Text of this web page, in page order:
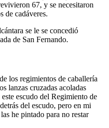
67, y se necesitaron
de cadáveres.
se le se concedió
de San Fernando.
los regimientos de caballería
lanzas cruzadas acoladas
escudo del Regimiento de
del escudo, pero en mi
he pintado para no restar